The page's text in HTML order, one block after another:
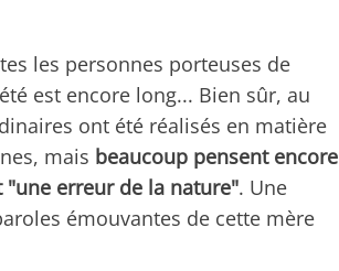
les personnes porteuses de
est encore long... Bien sûr, au
ont été réalisés en matière
mais beaucoup pensent encore
erreur de la nature". Une
émouvantes de cette mère